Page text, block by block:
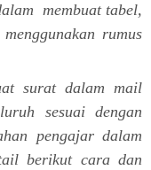
membuat tabel,
rumus
surat dalam mail
sesuai dengan
pengajar dalam
berikut cara dan